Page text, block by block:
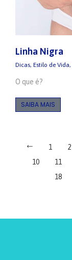
Linha Nigra
Dicas, Estilo de Vida,
O que é?
SAIBA MAIS
1 2
10
11
18